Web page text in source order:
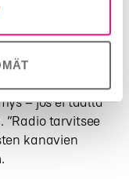
suojelua.
huoli, joka
– jos ei täällä
tarvitsee
kanavien
.